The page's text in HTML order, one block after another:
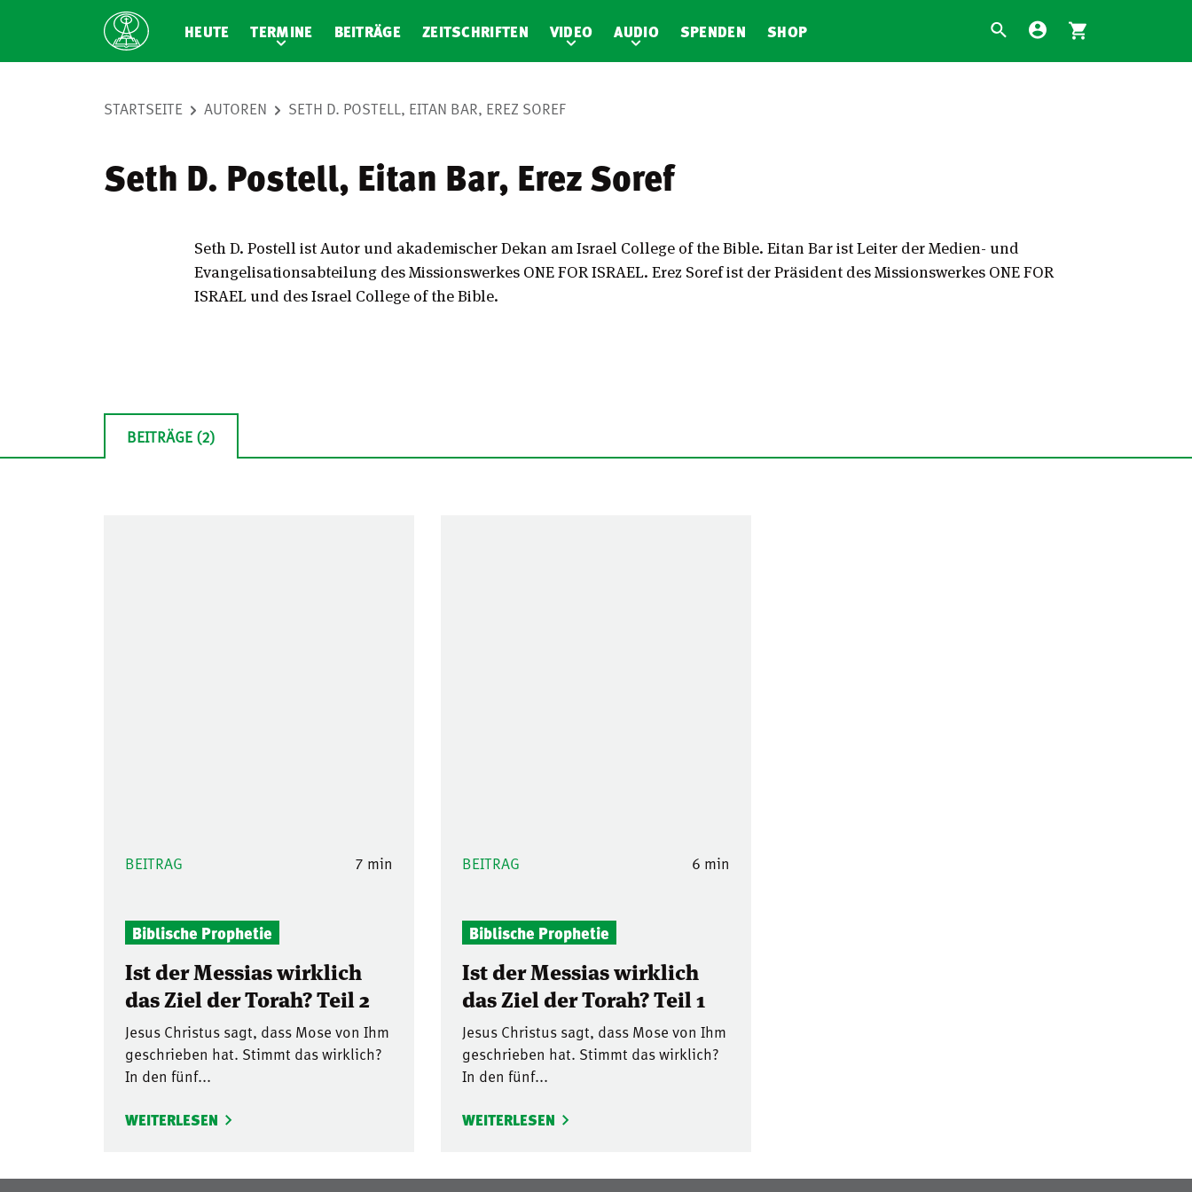
HEUTE TERMINE BEITRÄGE ZEITSCHRIFTEN VIDEO AUDIO SPENDEN SHOP
STARTSEITE AUTOREN SETH D. POSTELL, EITAN BAR, EREZ SOREF
Seth D. Postell, Eitan Bar, Erez Soref
Seth D. Postell ist Autor und akademischer Dekan am Israel College of the Bible. Eitan Bar ist Leiter der Medien- und
Evangelisationsabteilung des Missionswerkes ONE FOR ISRAEL. Erez Soref ist der Präsident des Missionswerkes ONE FOR
ISRAEL und des Israel College of the Bible.
BEITRÄGE (2)
BEITRAG 7 min
Biblische Prophetie
Ist der Messias wirklich
das Ziel der Torah? Teil 2
Jesus Christus sagt, dass Mose von Ihm
geschrieben hat. Stimmt das wirklich?
In den fünf...
WEITERLESEN
BEITRAG 6 min
Biblische Prophetie
Ist der Messias wirklich
das Ziel der Torah? Teil 1
Jesus Christus sagt, dass Mose von Ihm
geschrieben hat. Stimmt das wirklich?
In den fünf...
WEITERLESEN